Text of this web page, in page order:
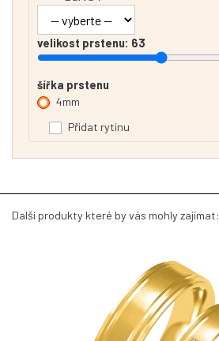
velikost prstenu: 63
šířka prstenu
4mm
Přidat rytinu
Další produkty které by vás mohly zajímat: